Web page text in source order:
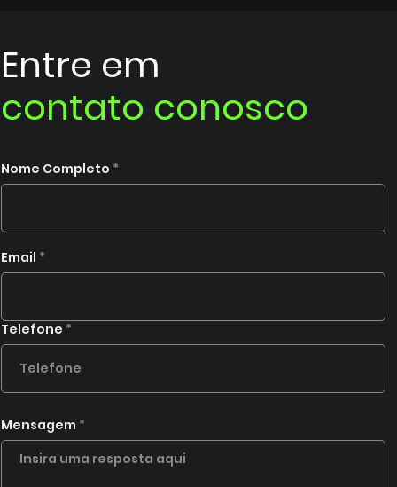
Entre em
contato conosco
Nome Completo
Email
Telefone
Mensagem